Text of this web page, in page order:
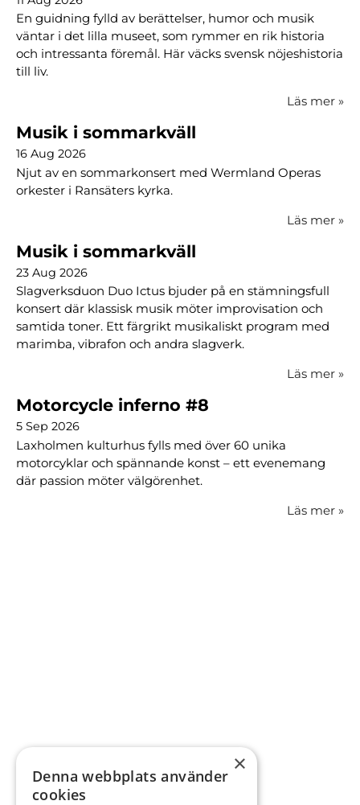
En guidning fylld av berättelser, humor och musik
väntar i det lilla museet, som rymmer en rik historia
och intressanta föremål. Här väcks svensk nöjeshistoria
till liv.
Läs mer »
Musik i sommarkväll
16 Aug 2026
Njut av en sommarkonsert med Wermland Operas
orkester i Ransäters kyrka.
Läs mer »
Musik i sommarkväll
23 Aug 2026
Slagverksduon Duo Ictus bjuder på en stämningsfull
konsert där klassisk musik möter improvisation och
samtida toner. Ett färgrikt musikaliskt program med
marimba, vibrafon och andra slagverk.
Läs mer »
Motorcycle inferno #8
5 Sep 2026
Laxholmen kulturhus fylls med över 60 unika
motorcyklar och spännande konst – ett evenemang
där passion möter välgörenhet.
Läs mer »
×
Denna webbplats använder
cookies